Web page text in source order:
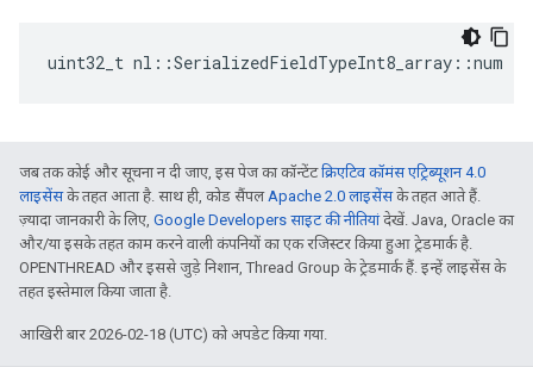
uint32_t nl::SerializedFieldTypeInt8_array::num
जब तक कोई और सूचना न दी जाए, इस पेज का कॉन्टेंटक्रिएटिव कॉमंस एट्रिब्यूशन 4.0
लाइसेंसके तहत आता है. साथ ही, कोड सैंपलApache 2.0 लाइसेंसके तहत आते हैं.
ज़्यादा जानकारी के लिए, Google Developers साइट की नीतियांदेखें. Java, Oracle का
और/या इसके तहत काम करने वाली कंपनियों का एक रजिस्टर किया हुआ ट्रेडमार्क है.
OPENTHREAD और इससे जुड़े निशान, Thread Group के ट्रेडमार्क हैं. इन्हें लाइसेंस के
तहत इस्तेमाल किया जाता है.
आखिरी बार 2026-02-18 (UTC) को अपडेट किया गया.